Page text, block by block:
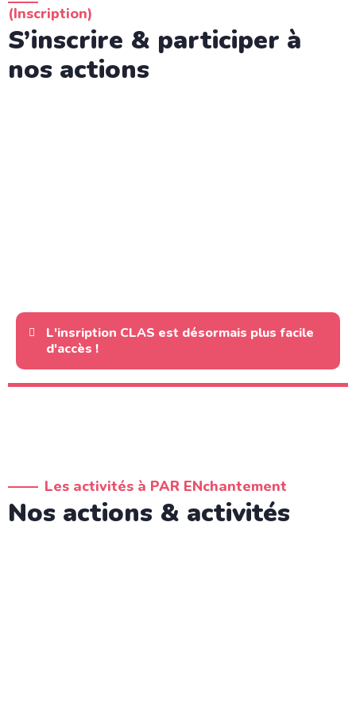
(Inscription)
S’inscrire & participer à
nos actions
L'insription CLAS est désormais plus facile
d'accès !
Les activités à PAR ENchantement
Nos actions & activités